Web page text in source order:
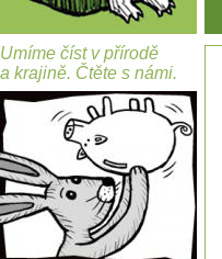
Umíme číst v přírodě
a krajině. Čtěte s námi.